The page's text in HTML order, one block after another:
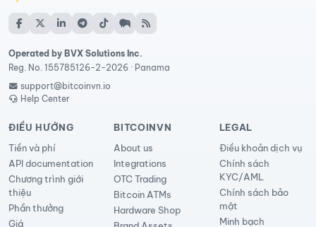
Operated by BVX Solutions Inc.
Reg. No. 155785126-2-2026 · Panama
support@bitcoinvn.io
Help Center
ĐIỀU HƯỚNG
Tiền và phí
API documentation
Chương trình giới
thiệu
Phần thưởng
Giá
BITCOINVN
About us
Integrations
OTC Trading
Bitcoin ATMs
Hardware Shop
LEGAL
Điều khoản dịch vụ
Chính sách
KYC/AML
Chính sách bảo
mật
Minh bạch